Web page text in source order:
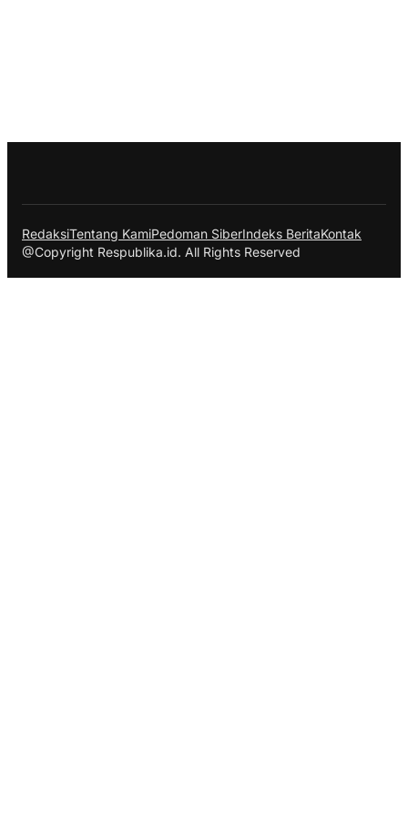
RedaksiTentang KamiPedoman SiberIndeks BeritaKontak
@Copyright Respublika.id. All Rights Reserved